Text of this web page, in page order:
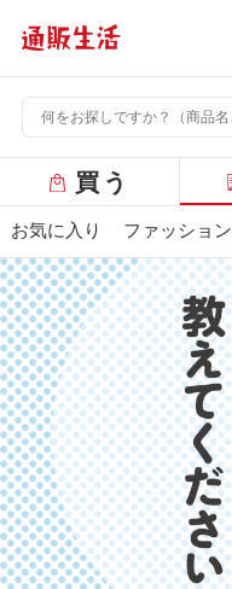
ー
バ
ル
メ
ニ
ュ
ー
買う
お気に入り ファッション